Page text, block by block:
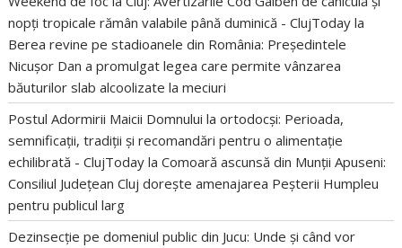
nopți tropicale rămân valabile până duminică - ClujToday la
Berea revine pe stadioanele din România: Președintele
Nicușor Dan a promulgat legea care permite vânzarea
băuturilor slab alcoolizate la meciuri
Postul Adormirii Maicii Domnului la ortodocși: Perioada,
semnificații, tradiții și recomandări pentru o alimentație
echilibrată - ClujToday laComoară ascunsă din Munții Apuseni:
Consiliul Județean Cluj dorește amenajarea Peșterii Humpleu
pentru publicul larg
Dezinsecție pe domeniul public din Jucu: Unde și când vor